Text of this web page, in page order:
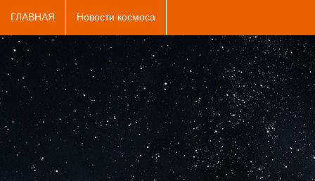
ГЛАВНАЯ Новости космоса